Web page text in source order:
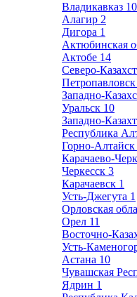
Владикавказ 10
Алагир 2
Дигора 1
Актюбинская
Актобе 14
Северо-
Петропавловск
Западно-
Уральск 10
Западно-
Республика
Горно-Алтайск
Карачаево-
Черкесск 3
Карачаевск 1
Усть-Джегута 1
Орловская
Орел 11
Восточно-
Усть-
Астана 10
Чувашская
Ядрин 1